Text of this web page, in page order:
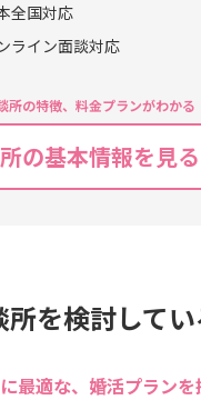
全国対応
ライン面談対応
所の特徴、料金プランがわかる
の基本情報を見る
を検討して
最適な、婚活プランを